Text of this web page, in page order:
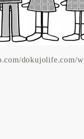
dokujolife.com/